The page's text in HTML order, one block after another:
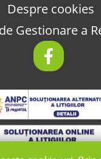
Despre cookies
Gestionare a